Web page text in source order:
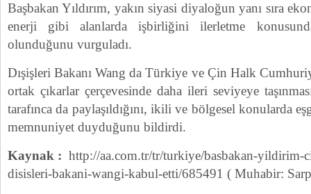
Başbakan Yıldırım, yakın siyasi diyaloğun yanı sıra
enerji gibi alanlarda işbirliğini ilerletme
olunduğunu vurguladı.
Dışişleri Bakanı Wang da Türkiye ve Çin Halk
ortak çıkarlar çerçevesinde daha ileri seviyeye
tarafınca da paylaşıldığını, ikili ve bölgesel konularda
memnuniyet duyduğunu bildirdi.
Kaynak : http://aa.com.tr/tr/turkiye/basbakan-yildirim-
disisleri-bakani-wangi-kabul-etti/685491 ( Muhabir: